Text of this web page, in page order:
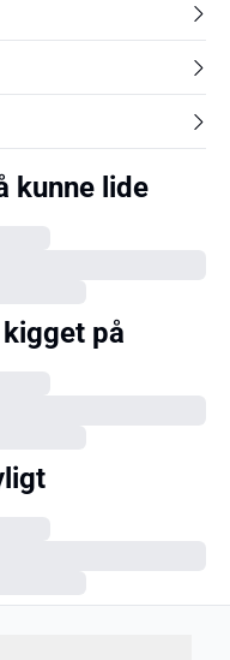
kunne lide
på